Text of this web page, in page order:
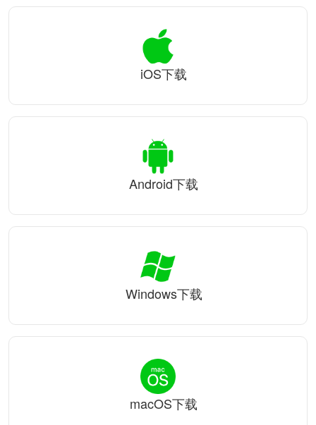
iOS下载
Android下载
Windows下载
macOS下载